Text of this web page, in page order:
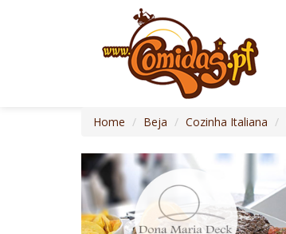
Home Beja Cozinha Italiana